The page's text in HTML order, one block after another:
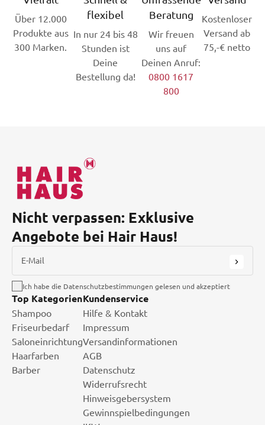
Über 12.000
Produkte aus
300 Marken.
flexibel
In nur 24 bis 48
Stunden ist
Deine
Bestellung da!
Beratung
Wir freuen
uns auf
Deinen Anruf:
0800 1617
800
Kostenloser
Versand ab
75,-€ netto
Nicht verpassen: Exklusive
Angebote bei Hair Haus!
E-Mail
Ich habe die Datenschutzbestimmungen gelesen und akzeptiert
Top Kategorien
Shampoo
Friseurbedarf
Saloneinrichtung
Haarfarben
Barber
Kundenservice
Hilfe & Kontakt
Impressum
Versandinformationen
AGB
Datenschutz
Widerrufsrecht
Hinweisgebersystem
Gewinnspielbedingungen